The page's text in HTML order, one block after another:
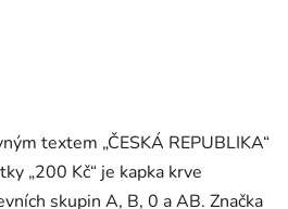
textem „ČESKÁ REPUBLIKA“
„200 Kč“ je kapka krve
skupin A, B, 0 a AB. Značka